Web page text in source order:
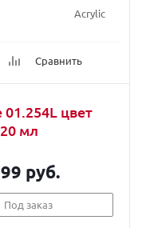
Acrylic
Сравнить
цвет
мл
руб.
Под заказ